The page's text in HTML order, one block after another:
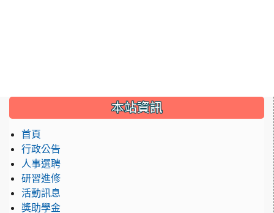
::: 本站資訊
首頁
行政公告
人事選聘
研習進修
活動訊息
獎助學金